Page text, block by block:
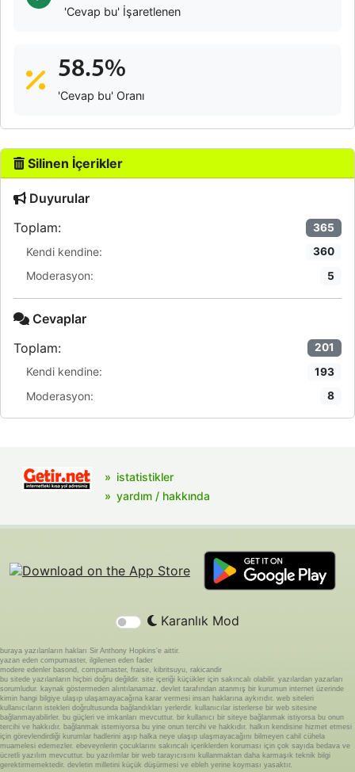
'Cevap bu' İşaretlenen
58.5%
'Cevap bu' Oranı
Silinen İçerikler
Duyurular
Toplam:
365
Kendi kendine: 360
Moderasyon: 5
Cevaplar
Toplam:
201
Kendi kendine: 193
Moderasyon: 8
istatistikler
yardım / hakkında
Karanlık Mod
buraya yazılanların hakları Sir Anthony Hopkins'e aittir.
yazan eden compumaster, ilgilenen eden fader
modere edenler basond, compumaster, fraise, kibritsuyu, rakicandir
bu sitede yazılanların hiçbiri doğru değildir. site içeriği küçükler için sakıncalı olabilir. yazılardan yazarları
sorumludur. kaynak göstermeden alıntılanamaz. devlet tarafından atanmış bir kurumun internet üzerinde
kimin hangi bilgiye ulaşıp ulaşamayacağına karar vermesi insan haklarına aykırıdır. web siteleri
kullanıcıların istekleri doğrultusunda bağlandıkları yerlerdir. kullanıcılar isterlerse bir web sitesine
bağlanmayabilirler. bu güçleri ve imkanları mevcuttur. bir kullanıcı bir siteye bağlanmak istiyorsa bu onun
tercihi ve hakkıdır. bağlanmak istemiyorsa bu yine onun tercihi ve hakkıdır. halkın kendisine hizmet etmesi
için görevlendirdiği kurumlar hadlerini aşıp halka neye ulaşıp ulaşmayacağını bilmeyen cahil cühela
muamelesi edemezler. ebeveynlerin çocuklarını sakıncalı içeriklerden koruması için çok sayıda bedava ve
ücretli yazılım mevcuttur. bu yazılımlar bir web tarayıcısını kullanmaktan daha karmaşık teknik bilgi
gerektirmemektedir. devletin milletini küçük düşürmesi ve ebleh yerine koyması yasaktır.